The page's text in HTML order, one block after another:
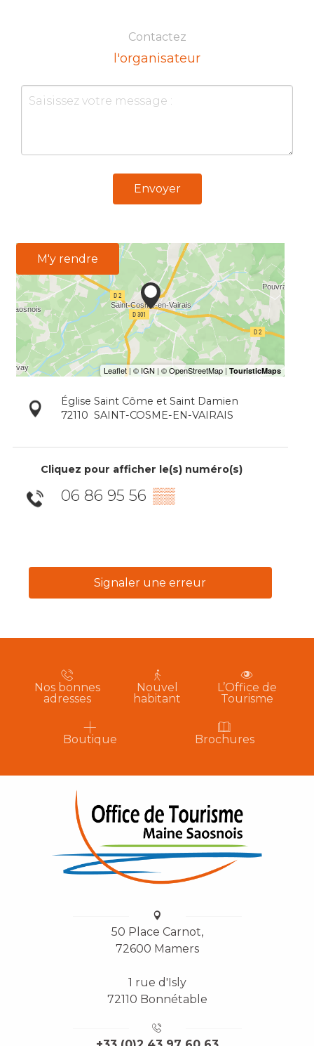
Contactez
l'organisateur
Envoyer
M'y rendre
Église Saint Côme et Saint Damien
72110 SAINT-COSME-EN-VAIRAIS
Cliquez pour afficher le(s) numéro(s)
06 86 95 56 ▒▒
Signaler une erreur
Nos bonnes
adresses
Nouvel
habitant
L’Office de
Tourisme
Boutique Brochures
50 Place Carnot,
72600 Mamers
1 rue d'Isly
72110 Bonnétable